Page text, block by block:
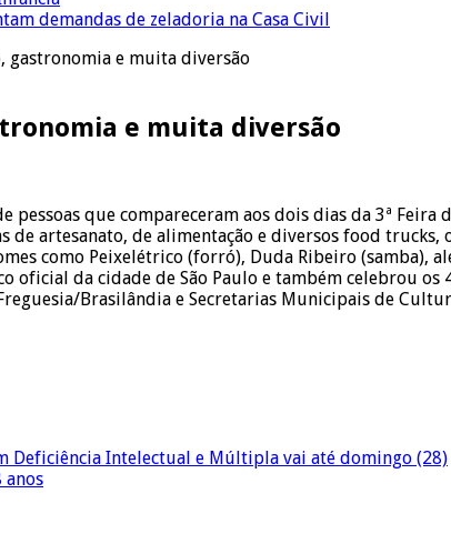
demandas de zeladoria na Casa Civil
gastronomia e muita diversão
e muita diversão
que compareceram aos dois dias da 3ª Feira
artesanato, de alimentação e diversos food
como Peixelétrico (forró), Duda Ribeiro (samba),
da cidade de São Paulo e também celebrou os
Brasilândia e Secretarias Municipais de
Deficiência Intelectual e Múltipla vai até domingo (28)
anos